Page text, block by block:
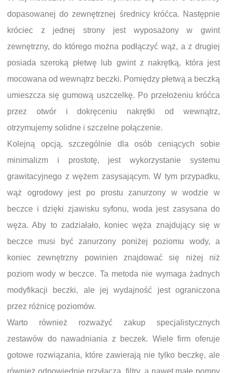
dopasowanej do zewnętrznej średnicy króćca. Następnie
króciec z jednej strony jest wyposażony w gwint
zewnętrzny, do którego można podłączyć wąż, a z drugiej
posiada szeroką płetwę lub gwint z nakrętką, która jest
mocowana od wewnątrz beczki. Pomiędzy płetwą a beczką
umieszcza się gumową uszczelkę. Po przełożeniu króćca
przez otwór i dokręceniu nakrętki od wewnątrz,
otrzymujemy solidne i szczelne połączenie.
Kolejną opcją, szczególnie dla osób ceniących sobie
minimalizm i prostotę, jest wykorzystanie systemu
grawitacyjnego z wężem zasysającym. W tym przypadku,
wąż ogrodowy jest po prostu zanurzony w wodzie w
beczce i dzięki zjawisku syfonu, woda jest zasysana do
węża. Aby to zadziałało, koniec węża znajdujący się w
beczce musi być zanurzony poniżej poziomu wody, a
koniec zewnętrzny powinien znajdować się niżej niż
poziom wody w beczce. Ta metoda nie wymaga żadnych
modyfikacji beczki, ale jej wydajność jest ograniczona
przez różnicę poziomów.
Warto również rozważyć zakup specjalistycznych
zestawów do nawadniania z beczek. Wiele firm oferuje
gotowe rozwiązania, które zawierają nie tylko beczkę, ale